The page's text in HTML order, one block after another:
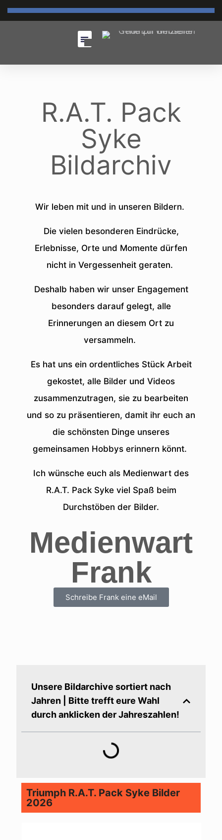
R.A.T. Pack
Syke
Bildarchiv
Wir leben mit und in unseren Bildern.
Die vielen besonderen Eindrücke,
Erlebnisse, Orte und Momente dürfen
nicht in Vergessenheit geraten.
Deshalb haben wir unser Engagement
besonders darauf gelegt, alle
Erinnerungen an diesem Ort zu
versammeln.
Es hat uns ein ordentliches Stück Arbeit
gekostet, alle Bilder und Videos
zusammenzutragen, sie zu bearbeiten
und so zu präsentieren, damit ihr euch an
die schönsten Dinge unseres
gemeinsamen Hobbys erinnern könnt.
Ich wünsche euch als Medienwart des
R.A.T. Pack Syke viel Spaß beim
Durchstöben der Bilder.
Medienwart
Frank
Schreibe Frank eine eMail
Unsere Bildarchive sortiert nach
Jahren | Bitte trefft eure Wahl
durch anklicken der Jahreszahlen!
Triumph R.A.T. Pack Syke Bilder
2026